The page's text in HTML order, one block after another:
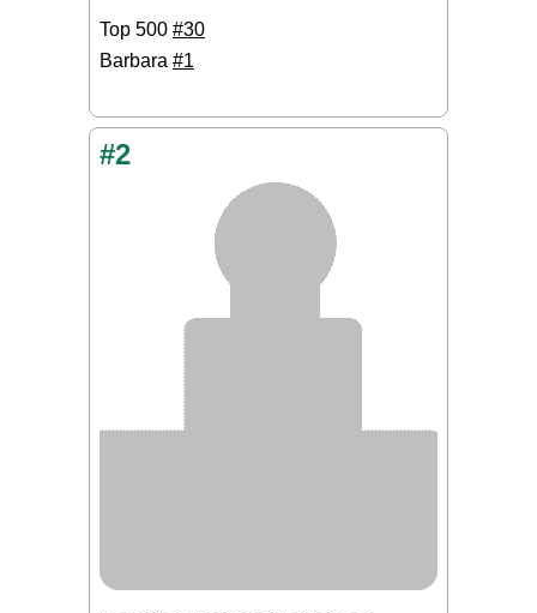
Top 500 #30
Barbara #1
#2